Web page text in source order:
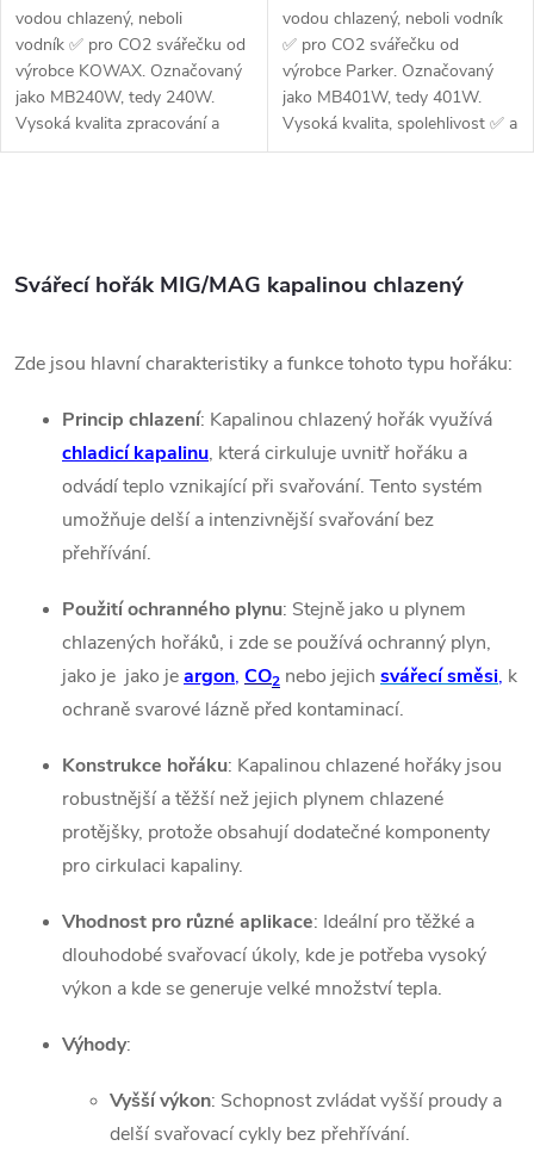
vodou chlazený, neboli
vodník ✅ pro CO2 svářečku od
výrobce KOWAX. Označovaný
jako MB240W, tedy 240W.
Vysoká kvalita zpracování a
spolehlivost. Hořák s...
vodou chlazený, neboli vodník
✅ pro CO2 svářečku od
výrobce Parker. Označovaný
jako MB401W, tedy 401W.
Vysoká kvalita, spolehlivost ✅ a
výdrž. Hořák s...
Svářecí hořák MIG/MAG kapalinou chlazený
Zde jsou hlavní charakteristiky a funkce tohoto typu hořáku:
Princip chlazení: Kapalinou chlazený hořák využívá
chladicí kapalinu, která cirkuluje uvnitř hořáku a
odvádí teplo vznikající při svařování. Tento systém
umožňuje delší a intenzivnější svařování bez
přehřívání.
Použití ochranného plynu: Stejně jako u plynem
chlazených hořáků, i zde se používá ochranný plyn,
jako je jako jeargon, CO2 nebo jejich svářecí směsi, k
ochraně svarové lázně před kontaminací.
Konstrukce hořáku: Kapalinou chlazené hořáky jsou
robustnější a těžší než jejich plynem chlazené
protějšky, protože obsahují dodatečné komponenty
pro cirkulaci kapaliny.
Vhodnost pro různé aplikace: Ideální pro těžké a
dlouhodobé svařovací úkoly, kde je potřeba vysoký
výkon a kde se generuje velké množství tepla.
Výhody:
Vyšší výkon: Schopnost zvládat vyšší proudy a
delší svařovací cykly bez přehřívání.